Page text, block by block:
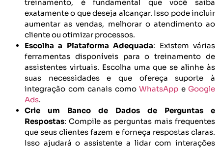
treinamento, é fundamental que você saiba
exatamente o que deseja alcançar. Isso pode incluir
aumentar as vendas, melhorar o atendimento ao
cliente ou otimizar processos.
Escolha a Plataforma Adequada: Existem várias
ferramentas disponíveis para o treinamento de
assistentes virtuais. Escolha uma que se alinhe às
suas necessidades e que ofereça suporte à
integração com canais como WhatsApp e Google
Ads.
Crie um Banco de Dados de Perguntas e
Respostas: Compile as perguntas mais frequentes
que seus clientes fazem e forneça respostas claras.
Isso ajudará o assistente a lidar com interações